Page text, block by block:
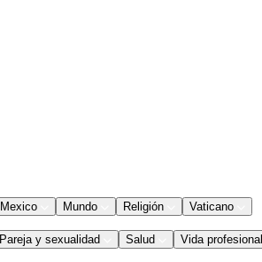
Mexico Mundo Religión Vaticano
Pareja y sexualidad Salud Vida profesional